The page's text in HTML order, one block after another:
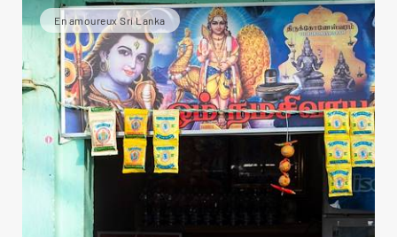
En amoureux Sri Lanka